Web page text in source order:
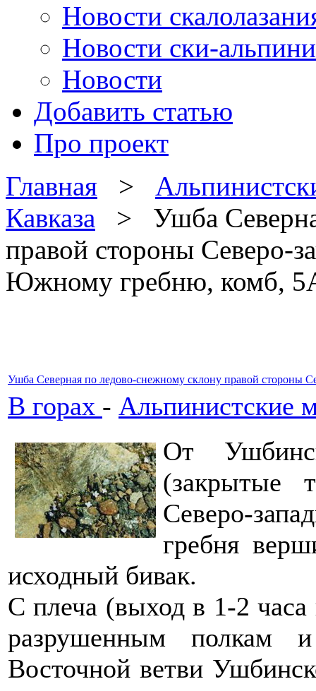
Новости
Новости ски-
Новости
Добавить статью
Про проект
Главная >
Кавказа > Ушба
правой стороны Северо-
Южному гребню, комб,
Ушба Северная по ледово-снежному склону правой стороны
В горах - Альпинистские
От
(закрытые
Северо-
гребня
исходный бивак.
С плеча (выход в 1-2
разрушенным полкам
Восточной ветви